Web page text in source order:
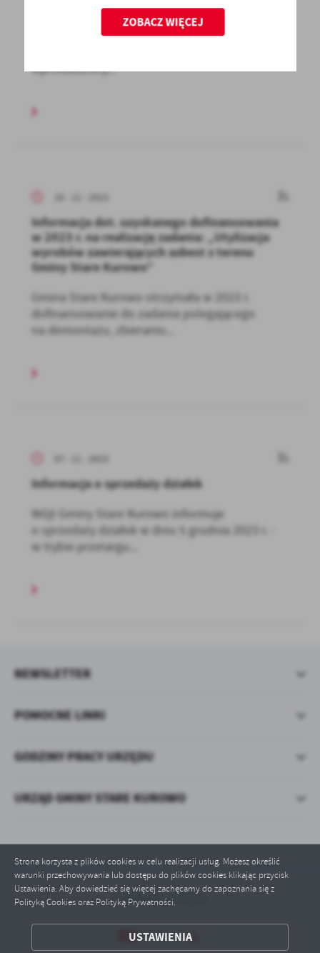
Strona korzysta z plików cookies w celu realizacji usług. Możesz określić
warunki przechowywania lub dostępu do plików cookies klikając przycisk
Ustawienia. Aby dowiedzieć się więcej zachęcamy do zapoznania się z
Polityką Cookies oraz Polityką Prywatności.
USTAWIENIA
ZAPISZ WYBRANE
Od początku 2016 roku, na terenie całej Polski
wprowadzony...
Informacja dot. uzyskanego dofinansowania
w 2023 r. na realizację zadania: „Utylizacja
wyrobów zawierających azbest z terenu
Gminy Stare Kurowo”
Gmina Stare Kurowo otrzymała w 2023 r.
dofinansowanie do zadania polegającego
na demontażu, zbieraniu...
Informacja o sprzedaży działek
Wójt Gminy Stare Kurowo informuje
o sprzedaży działek w dniu 5 grudnia 2023 r. -
w trybie przetargu...
POMOCNE LINKI
NEWSLETTER
GODZINY PRACY URZĘDU
URZĄD GMINY STARE KUROWO
Odwiedzin: 633240
ZOBACZ WIĘCEJ